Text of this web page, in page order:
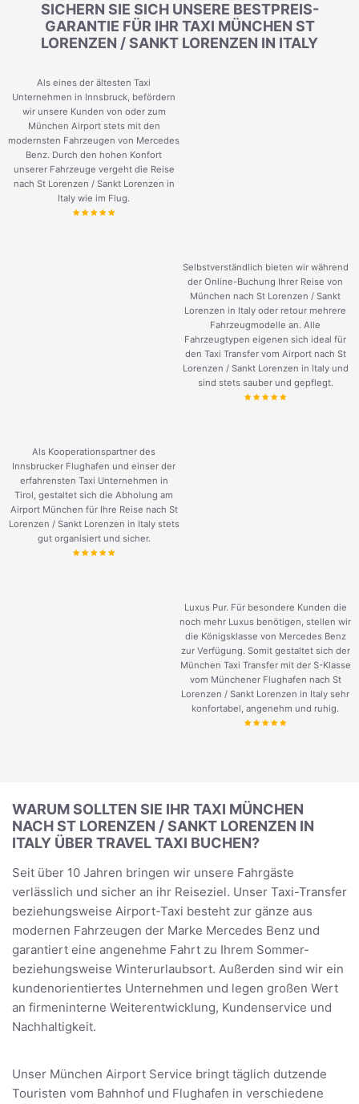
SICHERN SIE SICH UNSERE BESTPREIS-
GARANTIE FÜR IHR TAXI MÜNCHEN ST
LORENZEN / SANKT LORENZEN IN ITALY
Als eines der ältesten Taxi
Unternehmen in Innsbruck, befördern
wir unsere Kunden von oder zum
München Airport stets mit den
modernsten Fahrzeugen von Mercedes
Benz. Durch den hohen Konfort
unserer Fahrzeuge vergeht die Reise
nach St Lorenzen / Sankt Lorenzen in
Italy wie im Flug.
Selbstverständlich bieten wir während
der Online-Buchung Ihrer Reise von
München nach St Lorenzen / Sankt
Lorenzen in Italy oder retour mehrere
Fahrzeugmodelle an. Alle
Fahrzeugtypen eigenen sich ideal für
den Taxi Transfer vom Airport nach St
Lorenzen / Sankt Lorenzen in Italy und
sind stets sauber und gepflegt.
Als Kooperationspartner des
Innsbrucker Flughafen und einser der
erfahrensten Taxi Unternehmen in
Tirol, gestaltet sich die Abholung am
Airport München für Ihre Reise nach St
Lorenzen / Sankt Lorenzen in Italy stets
gut organisiert und sicher.
Luxus Pur. Für besondere Kunden die
noch mehr Luxus benötigen, stellen wir
die Königsklasse von Mercedes Benz
zur Verfügung. Somit gestaltet sich der
München Taxi Transfer mit der S-Klasse
vom Münchener Flughafen nach St
Lorenzen / Sankt Lorenzen in Italy sehr
konfortabel, angenehm und ruhig.
WARUM SOLLTEN SIE IHR TAXI MÜNCHEN
NACH ST LORENZEN / SANKT LORENZEN IN
ITALY ÜBER TRAVEL TAXI BUCHEN?
Seit über 10 Jahren bringen wir unsere Fahrgäste
verlässlich und sicher an ihr Reiseziel. Unser Taxi-Transfer
beziehungsweise Airport-Taxi besteht zur gänze aus
modernen Fahrzeugen der Marke Mercedes Benz und
garantiert eine angenehme Fahrt zu Ihrem Sommer-
beziehungsweise Winterurlaubsort. Außerden sind wir ein
kundenorientiertes Unternehmen und legen großen Wert
an firmeninterne Weiterentwicklung, Kundenservice und
Nachhaltigkeit.
Unser München Airport Service bringt täglich dutzende
Touristen vom Bahnhof und Flughafen in verschiedene